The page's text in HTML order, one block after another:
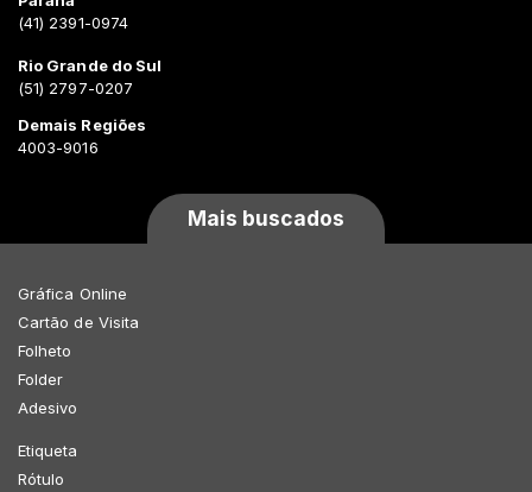
(41) 2391-0974
Rio Grande do Sul
(51) 2797-0207
Demais Regiões
4003-9016
Mais buscados
Gráfica Online
Cartão de Visita
Folheto
Folder
Adesivo
Etiqueta
Rótulo